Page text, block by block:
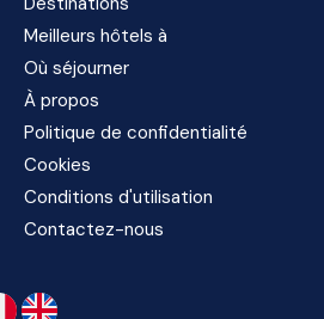
Meilleurs hôtels à
Où séjourner
À propos
Politique de confidentialité
Cookies
Conditions d'utilisation
Contactez-nous